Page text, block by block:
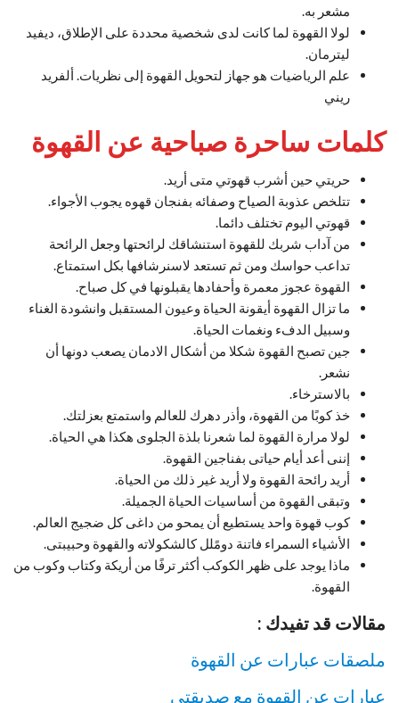
مشعر به.
لولا القهوة لما كانت لدى شخصية محددة على الإطلاق، ديفيد
ليترمان.
علم الرياضيات هو جهاز لتحويل القهوة إلى نظريات. ألفريد
ريني
كلمات ساحرة صباحية عن القهوة
حريتي حين أشرب قهوتي متى أريد.
تتلخص عذوبة الصياح وصفائه بفنجان قهوه يجوب الأجواء.
قهوتي اليوم تختلف دائما.
من آداب شربك للقهوة استنشاقك لرائحتها وجعل الرائحة
تداعب حواسك ومن ثم تستعد لاسنرشافها بكل استمتاع.
القهوة عجوز معمرة وأحفادها يقبلونها في كل صباح.
ما تزال القهوة أيقونة الحياة وعيون المستقبل وانشودة الغناء
وسبيل الدفء ونغمات الحياة.
جين تصبح القهوة شكلا من أشكال الادمان يصعب دونها أن
نشعر.
بالاسترخاء.
خذ كوبًا من القهوة، وأذر دهرك للعالم واستمتع بعزلتك.
لولا مرارة القهوة لما شعرنا بلذة الجلوى هكذا هي الحياة.
إننى أعد أيام حياتى بفناجين القهوة.
أريد رائحة القهوة ولا أريد غير ذلك من الحياة.
وتبقى القهوة من أساسيات الحياة الجميلة.
كوب قهوة واحد يستطيع أن يمحو من داغى كل ضجيج العالم.
الأشياء السمراء فاتنة دومًلل كالشكولاته والقهوة وحبيبتى.
ماذا يوجد على ظهر الكوكب أكثر ترفًا من أريكة وكتاب وكوب من
القهوة.
مقالات قد تفيدك :
ملصقات عبارات عن القهوة
عبارات عن القهوة مع صديقتي